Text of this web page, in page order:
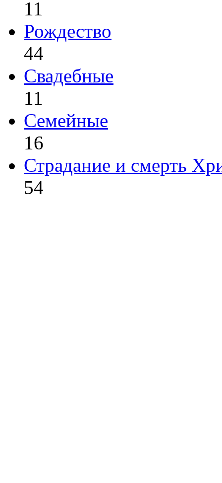
11
Рождество
44
Свадебные
11
Семейные
16
Страдание и смерть
54